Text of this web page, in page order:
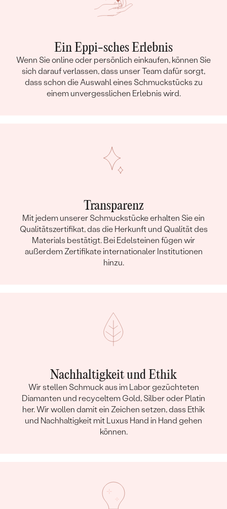
Ein Eppi-sches Erlebnis
Wenn Sie online oder persönlich einkaufen, können Sie
sich darauf verlassen, dass unser Team dafür sorgt,
dass schon die Auswahl eines Schmuckstücks zu
einem unvergesslichen Erlebnis wird.
Transparenz
Mit jedem unserer Schmuckstücke erhalten Sie ein
Qualitätszertifikat, das die Herkunft und Qualität des
Materials bestätigt. Bei Edelsteinen fügen wir
außerdem Zertifikate internationaler Institutionen
hinzu.
Nachhaltigkeit und Ethik
Wir stellen Schmuck aus im Labor gezüchteten
Diamanten und recyceltem Gold, Silber oder Platin
her. Wir wollen damit ein Zeichen setzen, dass Ethik
und Nachhaltigkeit mit Luxus Hand in Hand gehen
können.